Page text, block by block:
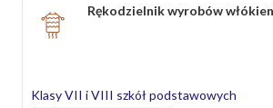
Rękodzielnik wyrobów
Klasy VII i VIII szkół podstawowych